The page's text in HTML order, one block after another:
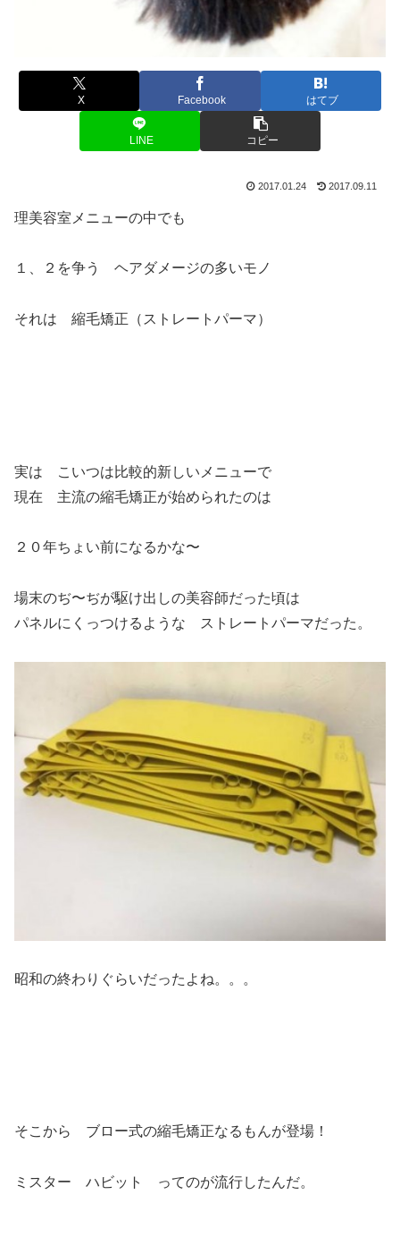
X Facebook はてブ
LINE コピー
2017.01.24 2017.09.11
理美容室メニューの中でも
１、２を争う ヘアダメージの多いモノ
それは 縮毛矯正（ストレートパーマ）
実は こいつは比較的新しいメニューで
現在 主流の縮毛矯正が始められたのは
２０年ちょい前になるかな〜
場末のぢ〜ぢが駆け出しの美容師だった頃は
パネルにくっつけるような ストレートパーマだった。
昭和の終わりぐらいだったよね。。。
そこから ブロー式の縮毛矯正なるもんが登場！
ミスター ハビット ってのが流行したんだ。